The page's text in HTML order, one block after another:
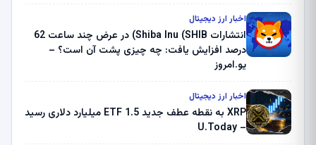
ثبت کرد – گزارش کریپتو صبح – U.Today
اخبار ارز دیجیتال
انتشارات Shiba Inu (SHIB) در عرض چند ساعت 62
درصد افزایش یافت: چه چیزی پشت آن است؟ –
یو.امروز
اخبار ارز دیجیتال
XRP به نقطه عطف جدید ETF 1.5 میلیارد دلاری رسید
– U.Today